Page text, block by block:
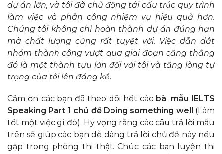
dự án lớn, và tôi đã chủ động tái cấu trúc quy trình
làm việc và phân công nhiệm vụ hiệu quả hơn.
Chúng tôi không chỉ hoàn thành dự án đúng hạn
mà chất lượng cũng rất tuyệt vời. Việc dẫn dắt
nhóm thành công vượt qua giai đoạn căng thẳng
đó là một thành tựu lớn đối với tôi và tăng lòng tự
trọng của tôi lên đáng kể.
Cảm ơn các bạn đã theo dõi hết các bài mẫu IELTS
Speaking Part 1 chủ đề Doing something well (Làm
tốt một việc gì đó). Hy vọng rằng các câu trả lời mẫu
trên sẽ giúp các bạn dễ dàng trả lời chủ đề này nếu
gặp trong phòng thi thật. Chúc các bạn luyện thi